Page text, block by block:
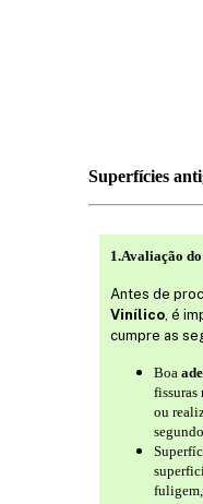
Superfícies
1.Avaliação
Antes de
Vinílico, é
cumpre as
Boa
fissuras
ou